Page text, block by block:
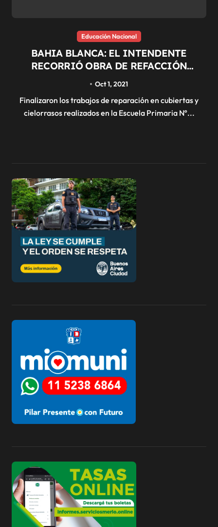
Educación Nacional
BAHIA BLANCA: EL INTENDENTE
RECORRIÓ OBRA DE REFACCIÓN
Oct 1, 2021
Finalizaron los trabajos de reparación en cubiertas y
cielorrasos realizados en la Escuela Primaria Nº...